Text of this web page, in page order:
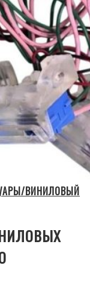
ВИНИЛОВЫЙ